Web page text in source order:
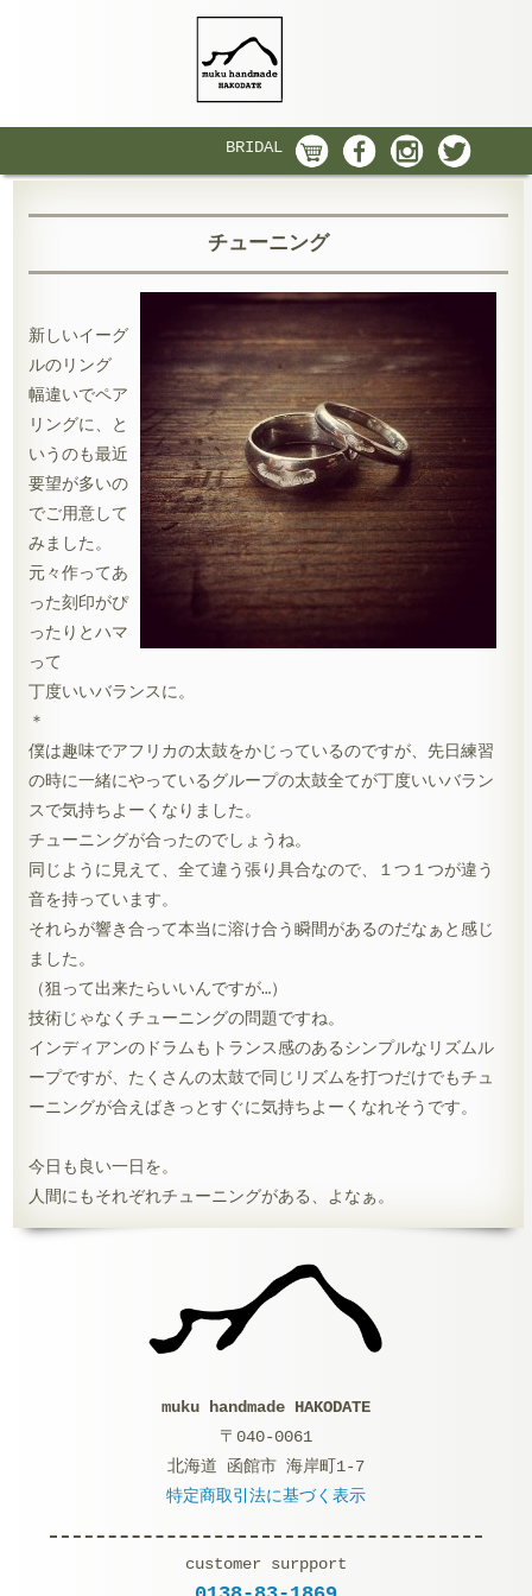
BRIDAL
チューニング
新しいイーグ
ルのリング
幅違いでペア
リングに、と
いうのも最近
要望が多いの
でご用意して
みました。
元々作ってあ
った刻印がぴ
ったりとハマ
って
丁度いいバランスに。
＊
僕は趣味でアフリカの太鼓をかじっているのですが、先日練習
の時に一緒にやっているグループの太鼓全てが丁度いいバラン
スで気持ちよーくなりました。
チューニングが合ったのでしょうね。
同じように見えて、全て違う張り具合なので、１つ１つが違う
音を持っています。
それらが響き合って本当に溶け合う瞬間があるのだなぁと感じ
ました。
（狙って出来たらいいんですが…）
技術じゃなくチューニングの問題ですね。
インディアンのドラムもトランス感のあるシンプルなリズムル
ープですが、たくさんの太鼓で同じリズムを打つだけでもチュ
ーニングが合えばきっとすぐに気持ちよーくなれそうです。
今日も良い一日を。
人間にもそれぞれチューニングがある、よなぁ。
muku handmade HAKODATE
〒040-0061
北海道 函館市 海岸町1-7
特定商取引法に基づく表示
customer surpport